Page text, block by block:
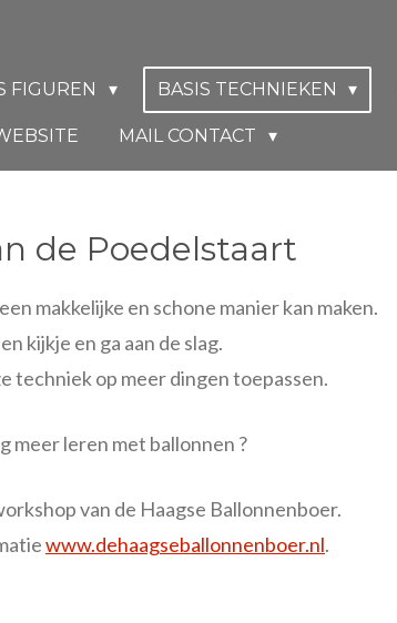
FIGUREN BASIS TECHNIEKEN
MAIL CONTACT
de Poedelstaart
makkelijke en schone manier kan maken.
kijkje en ga aan de slag.
techniek op meer dingen toepassen.
meer leren met ballonnen ?
van de Haagse Ballonnenboer.
www.dehaagseballonnenboer.nl.